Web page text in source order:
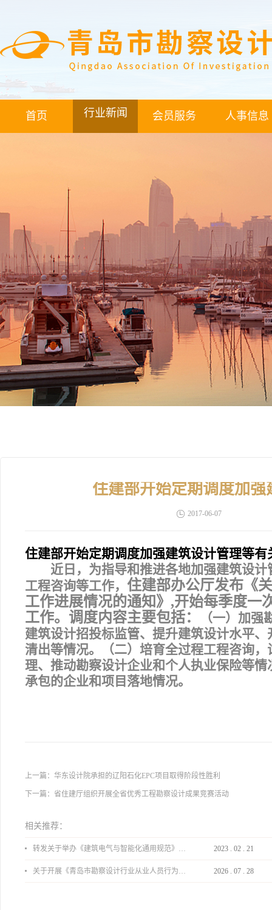
首页 行业新闻 会员服务 人事信息
住建部开始定期调度加
2017-06-07
住建部开始定期调度加强建筑设计管理等有
近日，为指导和推进各地加强建筑设
工程咨询等工作， 住建部办公厅发布《
工作进展情况的通知》 ,开始每季度一
工作。调度内容主要包括：
（一）加
建筑设计招投标监管、提升建筑设计水平
清出等情况。（二）培育全过程工程咨询
理、推动勘察设计企业和个人执业保险等
承包的企业和项目落地情况。
上一篇： 华东设计院承担的辽阳石化EPC项目取得阶段性胜利
下一篇： 省住建厅组织开展全省优秀工程勘察设计成果竞赛活动
相关推荐：
转发关于举办《建筑电气与智能化通用规范》 GB55024-2022公益宣贯的通知 2023 . 02 . 21
关于开展《青岛市勘察设计行业从业人员行为导则》、《青岛市住宅工程设计审查品质提升指引（2026版）》宣贯活动的通知 2026 . 07 . 28